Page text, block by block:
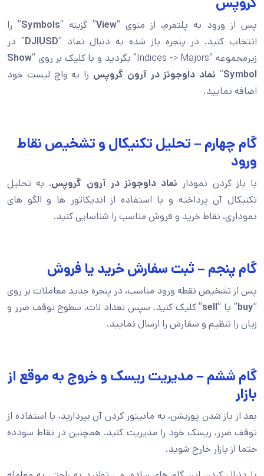
پس از ورود به پلتفرم، از منوی “View” گزینه “Symbols” را
انتخاب کنید. در پنجره باز شده به دنبال نماد “DJIUSD” در
زیرمجموعه “Indices -> Majors” بگردید و با کلیک بر روی “
Show
Symbol
” نماد داوجونز در آرون گروپس را به واچ لیست خود
اضافه نمایید.
گام چهارم – تحلیل تکنیکال و تشخیص نقاط
ورود
با باز کردن نمودار نماد داوجونز در آرون گروپس، به تحلیل
تکنیکال آن پرداخته و با استفاده از اندیکاتور ها و الگو های
نموداری، نقاط خرید و فروش مناسب را شناسایی کنید.
گام پنجم – ثبت سفارش خرید یا فروش
پس از تشخیص نقطه ورود مناسب، در پنجره جدید معاملات بر روی
“
buy” یا “sell” کلیک کنید. سپس تعداد لات، سطوح توقف ضرر و
زیان را تنظیم و سفارش را ارسال نمایید.
گام ششم – مدیریت ریسک و خروج به موقع از
بازار
بعد از باز شدن پوزیشن، به مانیتور کردن آن بپردازید، با استفاده از
توقف ضرر، ریسک خود را مدیریت کنید. همچنین در نقاط سودده
حتما از بازار خارج شوید.